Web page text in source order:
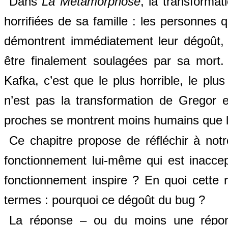
horrifiées de sa famille : les personnes
démontrent immédiatement leur
être finalement soulagées par sa
Kafka, c’est que le plus horrible, le
n’est pas la transformation de
proches se montrent moins humains que
Ce chapitre propose de réfléchir à
fonctionnement lui-même qui est
fonctionnement inspire ? En quoi cette
termes : pourquoi ce dégoût du bug ?
La réponse – ou du moins une